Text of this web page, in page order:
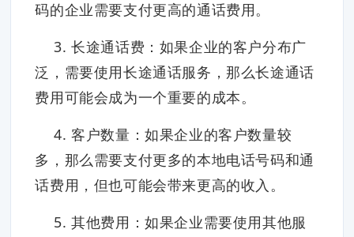
码的企业需要支付更高的通话费用。
3. 长途通话费：如果企业的客户分布广
泛，需要使用长途通话服务，那么长途通话
费用可能会成为一个重要的成本。
4. 客户数量：如果企业的客户数量较
多，那么需要支付更多的本地电话号码和通
话费用，但也可能会带来更高的收入。
5. 其他费用：如果企业需要使用其他服